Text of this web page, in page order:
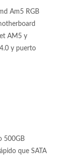
Am5 RGB
AM5 y
y puerto
500GB